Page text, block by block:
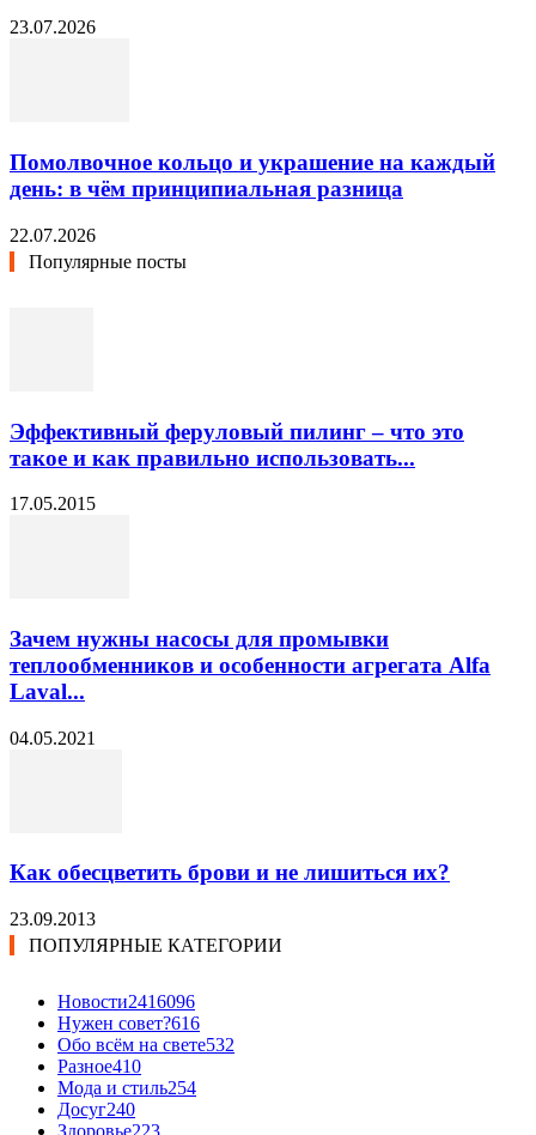
23.07.2026
Помолвочное кольцо и украшение на каждый
день: в чём принципиальная разница
22.07.2026
Популярные посты
Эффективный феруловый пилинг – что это
такое и как правильно использовать...
17.05.2015
Зачем нужны насосы для промывки
теплообменников и особенности агрегата Alfa
Laval...
04.05.2021
Как обесцветить брови и не лишиться их?
23.09.2013
ПОПУЛЯРНЫЕ КАТЕГОРИИ
Новости2416096
Нужен совет?616
Обо всём на свете532
Разное410
Мода и стиль254
Досуг240